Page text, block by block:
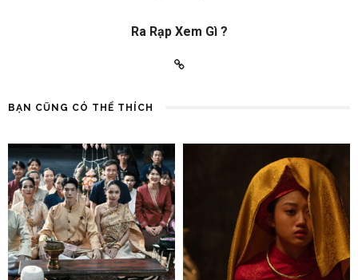
Ra Rạp Xem Gì ?
BẠN CŨNG CÓ THỂ THÍCH